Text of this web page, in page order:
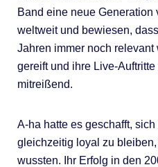
Band eine neue Generation
weltweit und bewiesen,
Jahren immer noch
gereift und ihre Live-
mitreißend.
A-ha hatte es geschafft,
gleichzeitig loyal zu
wussten. Ihr Erfolg in den